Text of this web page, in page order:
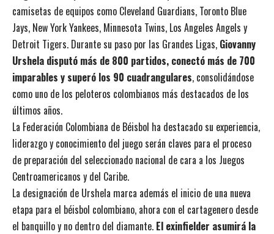
camisetas de equipos como Cleveland Guardians, Toronto Blue
Jays, New York Yankees, Minnesota Twins, Los Angeles Angels y
Detroit Tigers. Durante su paso por las Grandes Ligas, Giovanny
Urshela disputó más de 800 partidos, conectó más de 700
imparables y superó los 90 cuadrangulares, consolidándose
como uno de los peloteros colombianos más destacados de los
últimos años.
La Federación Colombiana de Béisbol ha destacado su experiencia,
liderazgo y conocimiento del juego serán claves para el proceso
de preparación del seleccionado nacional de cara a los Juegos
Centroamericanos y del Caribe.
La designación de Urshela marca además el inicio de una nueva
etapa para el béisbol colombiano, ahora con el cartagenero desde
el banquillo y no dentro del diamante. El exinfielder asumirá la